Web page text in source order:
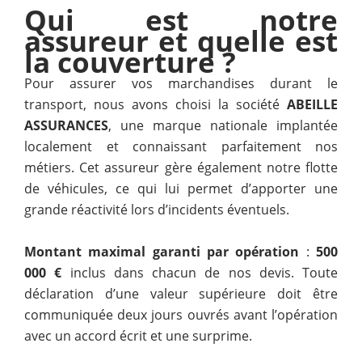
Qui est notre
assureur et quelle est
la couverture ?
Pour assurer vos marchandises durant le
transport, nous avons choisi la société ABEILLE
ASSURANCES, une marque nationale implantée
localement et connaissant parfaitement nos
métiers. Cet assureur gère également notre flotte
de véhicules, ce qui lui permet d’apporter une
grande réactivité lors d’incidents éventuels.
Montant maximal garanti par opération :500
000 € inclus dans chacun de nos devis. Toute
déclaration d’une valeur supérieure doit être
communiquée deux jours ouvrés avant l’opération
avec un accord écrit et une surprime.